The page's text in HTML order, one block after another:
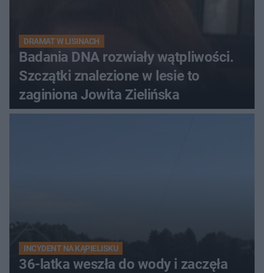
DRAMAT W LISINACH
Badania DNA rozwiały wątpliwości.
Szczątki znalezione w lesie to
zaginiona Jowita Zielińska
INCYDENT NA KĄPIELISKU
36-latka weszła do wody i zaczęła